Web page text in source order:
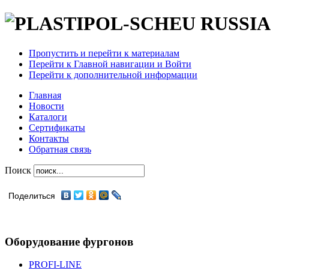
Пропустить и перейти к материалам
Перейти к Главной навигации и Войти
Перейти к дополнительной информации
Главная
Новости
Каталоги
Сертификаты
Контакты
Обратная связь
Поиск
Поделиться
Оборудование фургонов
PROFI-LINE